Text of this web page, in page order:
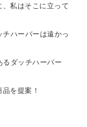
私はそこに立って
ハーバーは遠かっ
るダッチハーバー
を提案！